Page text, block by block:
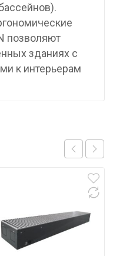
позволяют
зданиях с
к интерьерам